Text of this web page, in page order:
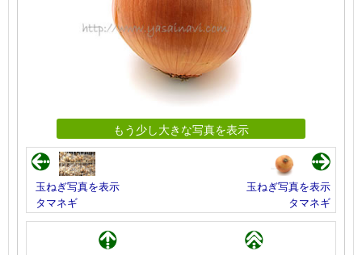
もう少し大きな写真を表示
玉ねぎ写真を表示
タマネギ
玉ねぎ写真を表示
タマネギ